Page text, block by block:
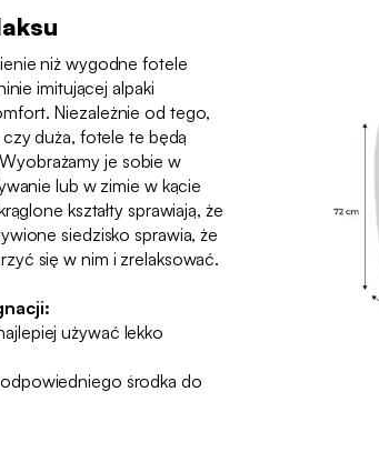
niż wygodne fotele
imitującej alpaki
Niezależnie od tego,
duża, fotele te będą
je sobie w
lub w zimie w kącie
kształty sprawiają, że
siedzisko sprawia, że
się w nim i zrelaksować.
używać lekko
środka do